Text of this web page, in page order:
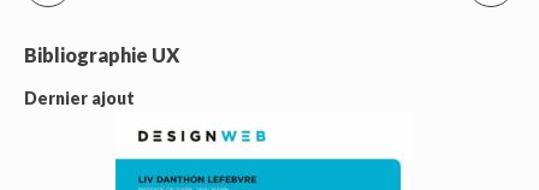
Bibliographie UX
Dernier ajout